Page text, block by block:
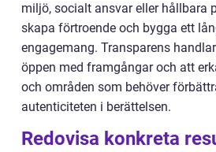
miljö, socialt ansvar eller hållbara
skapa förtroende och bygga ett
engagemang. Transparens
öppen med framgångar och att
och områden som behöver
autenticiteten i berättelsen.
Redovisa konkreta